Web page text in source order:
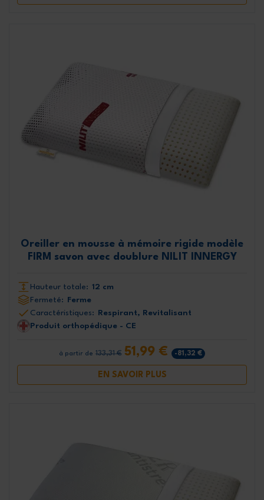
Oreiller en mousse à mémoire rigide modèle
FIRM savon avec doublure NILIT INNERGY
Hauteur totale: 12 cm
Fermeté: Ferme
Caractéristiques: Respirant, Revitalisant
Produit orthopédique - CE
à partir de 133,31 € 51,99 € -81,32 €
EN SAVOIR PLUS